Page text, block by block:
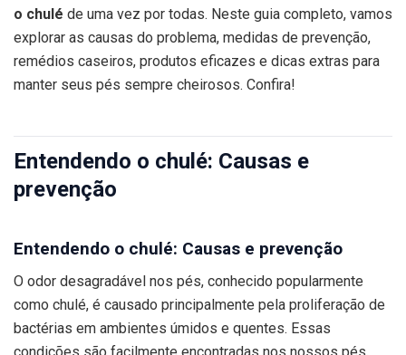
o chulé de uma vez por todas. Neste guia completo, vamos
explorar as causas do problema, medidas de prevenção,
remédios caseiros, produtos eficazes e dicas extras para
manter seus pés sempre cheirosos. Confira!
Entendendo o chulé: Causas e
prevenção
Entendendo o chulé: Causas e prevenção
O odor desagradável nos pés, conhecido popularmente
como chulé, é causado principalmente pela proliferação de
bactérias em ambientes úmidos e quentes. Essas